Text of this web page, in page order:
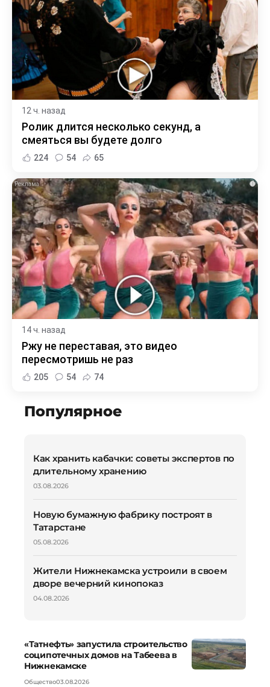
12 ч. назад
Ролик длится несколько секунд, а
смеяться вы будете долго
224 54 65
i
14 ч. назад
Ржу не переставая, это видео
пересмотришь не раз
205 54 74
Популярное
Как хранить кабачки: советы экспертов по
длительному хранению
03.08.2026
Новую бумажную фабрику построят в
Татарстане
05.08.2026
Жители Нижнекамска устроили в своем
дворе вечерний кинопоказ
04.08.2026
«Татнефть» запустила строительство
соципотечных домов на Табеева в
Нижнекамске
Общество03.08.2026